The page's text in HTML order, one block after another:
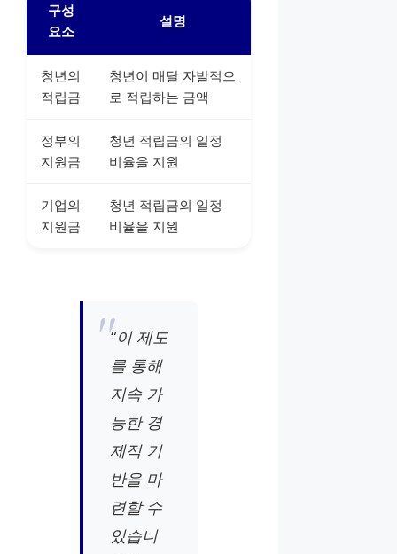
구성
요소
설명
청년의
적립금
청년이 매달 자발적으
로 적립하는 금액
정부의
지원금
청년 적립금의 일정
비율을 지원
기업의
지원금
청년 적립금의 일정
비율을 지원
“이 제도
를 통해
지속 가
능한 경
제적 기
반을 마
련할 수
있습니